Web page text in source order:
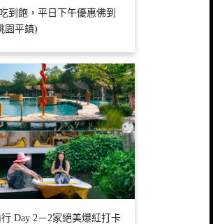
到飽，平日下午優惠佛到
園平鎮)
Day 2－2家絕美爆紅打卡